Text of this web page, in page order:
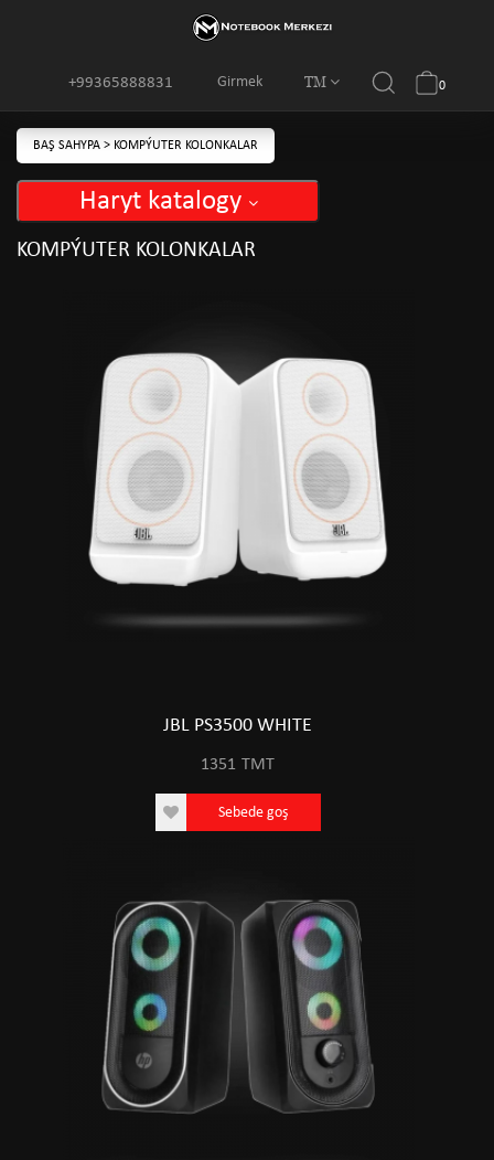
Girmek TM
+99365888831 0
BAŞ SAHYPA > KOMPÝUTER KOLONKALAR
Haryt katalogy
KOMPÝUTER KOLONKALAR
JBL PS3500 WHITE
1351 TMT
Sebede goş